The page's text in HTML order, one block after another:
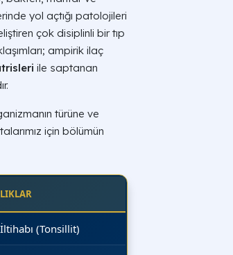
yol açtığı patolojileri
çok disiplinli bir tıp
ampirik ilaç
ile saptanan
türüne ve
için bölümün
(Tonsillit)